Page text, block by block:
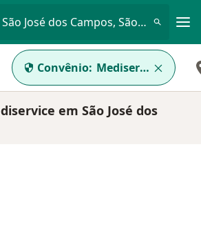
Psiquiatra • São José dos Campos, São Paulo SP
Convênio: Mediservice
em São José dos